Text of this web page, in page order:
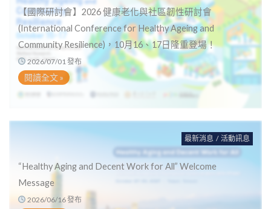
【國際研討會】2026 健康老化與社區韌性研討會
(International Conference for Healthy Ageing and
Community Resilience)，10月16、17日隆重登場！
2026/07/01 發布
閱讀全文 »
最新消息 / 活動訊息
“Healthy Aging and Decent Work for All” Welcome
Message
2026/06/16 發布